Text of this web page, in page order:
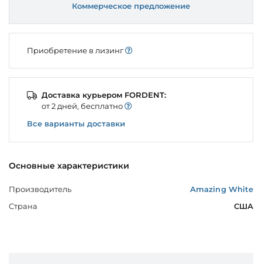
Основные характеристики
Производитель
Amazing White
Страна
США
Коммерческое предложение
Приобретение в лизинг
Доставка курьером FORDENT:
от 2 дней, бесплатно
Все варианты доставки